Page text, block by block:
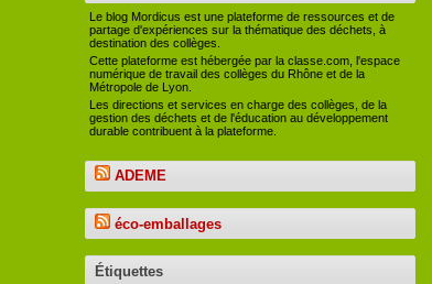
Le blog Mordicus est une plateforme de ressources et de
partage d'expériences sur la thématique des déchets, à
destination des collèges.
Cette plateforme est hébergée par la classe.com, l'espace
numérique de travail des collèges du Rhône et de la
Métropole de Lyon.
Les directions et services en charge des collèges, de la
gestion des déchets et de l'éducation au développement
durable contribuent à la plateforme.
ADEME
éco-emballages
Étiquettes